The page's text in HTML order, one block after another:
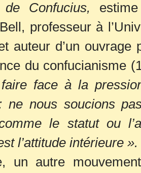
de Confucius,
professeur à
auteur d’un ouvrage
du confucianisme
face à la
ne nous soucions
le statut ou
l’attitude intérieure ».
un autre